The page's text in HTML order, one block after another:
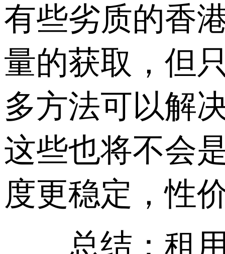
有些劣质的香
量的获取，但
多方法可以解
这些也将不会
度更稳定，性
总结：租用